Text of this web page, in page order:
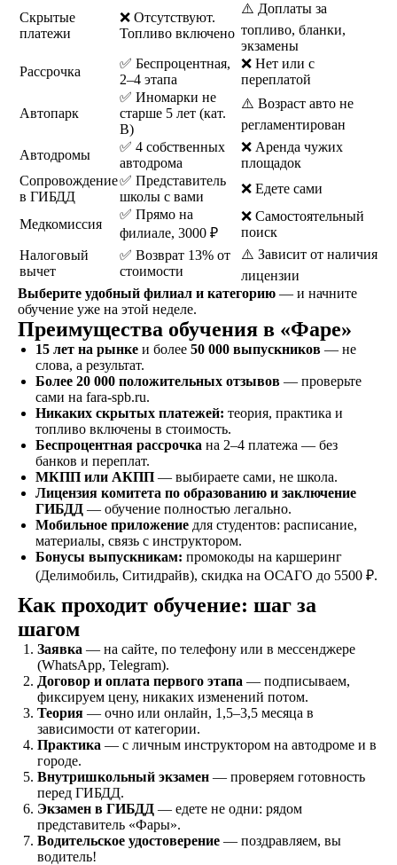
Скрытые
платежи
❌ Отсутствуют.
Топливо включено
⚠️ Доплаты за
топливо, бланки,
экзамены
Рассрочка
✅ Беспроцентная,
2–4 этапа
❌ Нет или с
переплатой
Автопарк
✅ Иномарки не
старше 5 лет (кат.
B)
⚠️ Возраст авто не
регламентирован
Автодромы
✅ 4 собственных
автодрома
❌ Аренда чужих
площадок
Сопровождение
в ГИБДД
✅ Представитель
школы с вами
❌ Едете сами
Медкомиссия
✅ Прямо на
филиале, 3000 ₽
❌ Самостоятельный
поиск
Налоговый
вычет
✅ Возврат 13% от
стоимости
⚠️ Зависит от наличия
лицензии
Выберите удобный филиал и категорию — и начните
обучение уже на этой неделе.
Преимущества обучения в «Фаре»
15 лет на рынке и более 50 000 выпускников — не
слова, а результат.
Более 20 000 положительных отзывов — проверьте
сами на fara-spb.ru.
Никаких скрытых платежей: теория, практика и
топливо включены в стоимость.
Беспроцентная рассрочка на 2–4 платежа — без
банков и переплат.
МКПП или АКПП — выбираете сами, не школа.
Лицензия комитета по образованию и заключение
ГИБДД — обучение полностью легально.
Мобильное приложение для студентов: расписание,
материалы, связь с инструктором.
Бонусы выпускникам: промокоды на каршеринг
(Делимобиль, Ситидрайв), скидка на ОСАГО до 5500 ₽.
Как проходит обучение: шаг за
шагом
Заявка — на сайте, по телефону или в мессенджере
(WhatsApp, Telegram).
Договор и оплата первого этапа — подписываем,
фиксируем цену, никаких изменений потом.
Теория — очно или онлайн, 1,5–3,5 месяца в
зависимости от категории.
Практика — с личным инструктором на автодроме и в
городе.
Внутришкольный экзамен — проверяем готовность
перед ГИБДД.
Экзамен в ГИБДД — едете не одни: рядом
представитель «Фары».
Водительское удостоверение — поздравляем, вы
водитель!
Оставляете заявку на
сайте, по телефону, в
мессенджерах или
наших социальных
сетях
Знакомство
Заключаете договор и
оплачиваете первый
этап от стоимости
обучения в рассрочку
Договор
Проходите
теоретический и
практический курс,
продолжительностью
от 1,5 месяцев, в
зависимости от
категории
средства
Обучение
Удостоверение
Как проходит обучение
Сдаете внутренние
экзамены в автошколе
свидетельство
об окончании
Экзамен